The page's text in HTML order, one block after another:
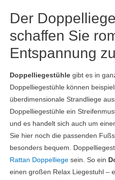
Der
schaffen Sie
Entspannung
Doppelliegestühle gibt es in
Doppelliegestühle können
überdimensionale Strandliege
Doppelliegestühle ein
und es handelt sich auch um
Sie hier noch die passenden
besonders bequem.
Rattan Doppelliege sein. So ein
einen großen Relax Liegestuhl –